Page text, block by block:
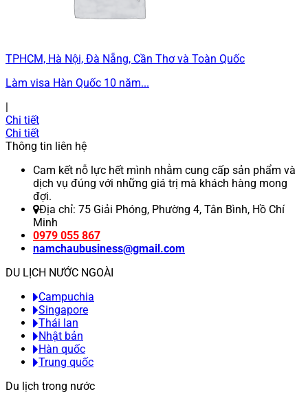
TPHCM, Hà Nội, Đà Nẵng, Cần Thơ và Toàn Quốc
Làm visa Hàn Quốc 10 năm...
Chi tiết
Chi tiết
Thông tin liên hệ
Cam kết nỗ lực hết mình nhằm cung cấp sản phẩm và
dịch vụ đúng với những giá trị mà khách hàng mong
đợi.
Địa chỉ: 75 Giải Phóng, Phường 4, Tân Bình, Hồ Chí
Minh
0979 055 867
namchaubusiness@gmail.com
DU LỊCH NƯỚC NGOÀI
Campuchia
Singapore
Thái lan
Nhật bản
Hàn quốc
Trung quốc
Du lịch trong nước